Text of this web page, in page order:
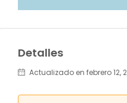
Detalles
Actualizado en febrero 12,